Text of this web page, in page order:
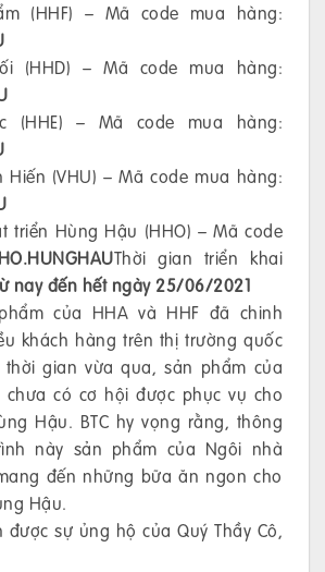
(HHF) – Mã code mua hàng:
(HHD) – Mã code mua hàng:
(HHE) – Mã code mua hàng:
Hiến (VHU) – Mã code mua hàng:
triển Hùng Hậu (HHO) – Mã code
Thời gian triển khai
nay đến hết ngày 25/06/2021
của HHA và HHF đã chinh
khách hàng trên thị trường quốc
thời gian vừa qua, sản phẩm của
chưa có cơ hội được phục vụ cho
Hậu. BTC hy vọng rằng, thông
này sản phẩm của Ngôi nhà
đến những bữa ăn ngon cho
Hậu.
được sự ủng hộ của Quý Thầy Cô,